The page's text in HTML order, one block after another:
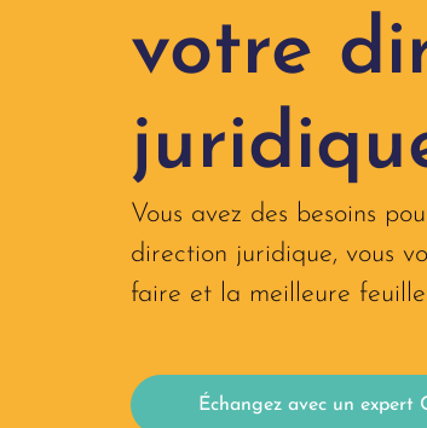
votre
Vous avez des besoins
direction juridique, vous
faire et la meilleure
Échangez avec un expert